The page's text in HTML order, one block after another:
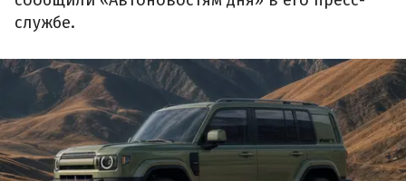
службе.